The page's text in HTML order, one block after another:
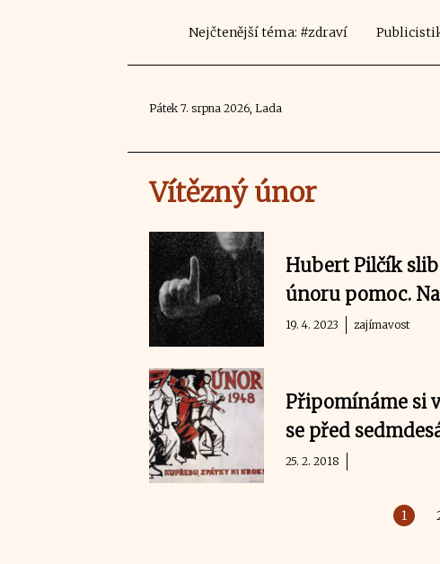
Nejčtenější téma: #zdraví
Pátek 7. srpna 2026, Lada
Vítězný únor
Hubert Pilčík
únoru pomoc.
19. 4. 2023 zajímavost
Připomínáme si
se před
25. 2. 2018
1